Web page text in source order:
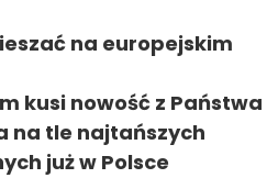
na europejskim
kusi nowość z Państwa
na tle najtańszych
już w Polsce